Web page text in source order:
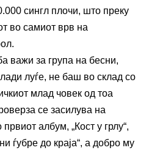
сингл плочи, што преку
во самиот врв на
важи за група на бесни,
луѓе, не баш во склад со
млад човек од тоа
се засилува на
албум, „Кост у грлу“,
ѓубре до краја“, а добро му